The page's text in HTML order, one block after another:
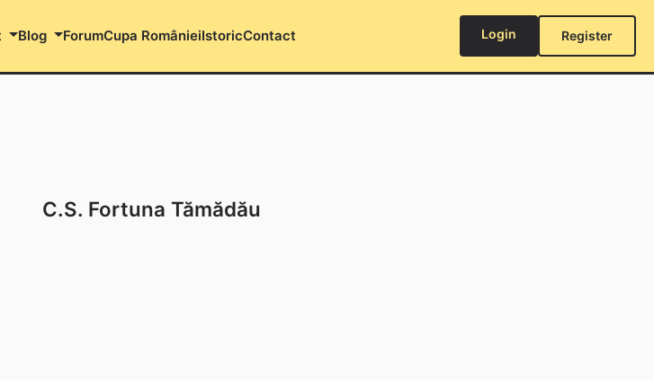
Blog ForumCupa RomânieiIstoricContact Login Register
C.S. Fortuna Tămădău